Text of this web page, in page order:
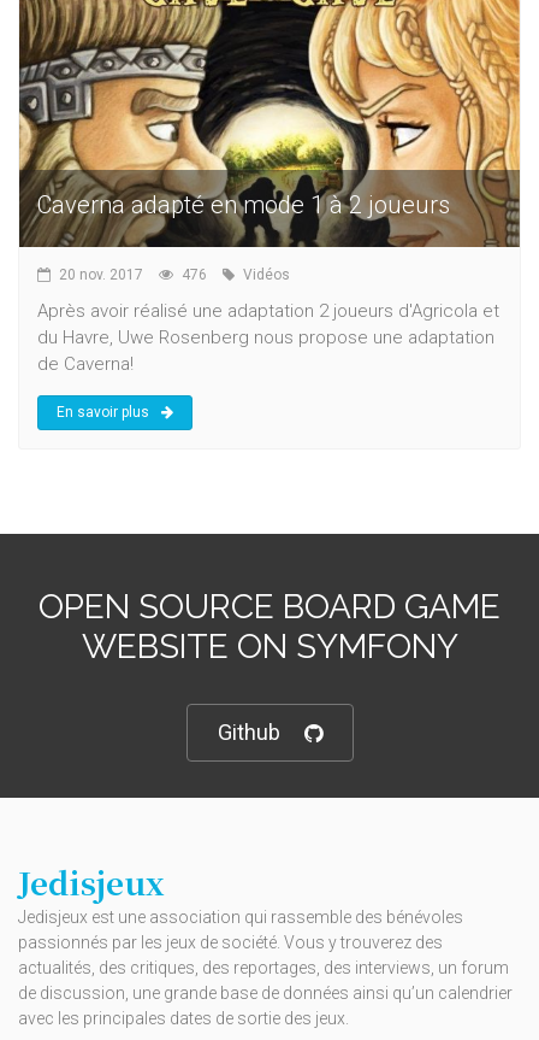
Caverna adapté en mode 1 à 2 joueurs
20 nov. 2017 476 Vidéos
Après avoir réalisé une adaptation 2 joueurs d'Agricola et
du Havre, Uwe Rosenberg nous propose une adaptation
de Caverna!
En savoir plus
OPEN SOURCE BOARD GAME
WEBSITE ON SYMFONY
Github
Jedisjeux
Jedisjeux est une association qui rassemble des bénévoles
passionnés par les jeux de société. Vous y trouverez des
actualités, des critiques, des reportages, des interviews, un forum
de discussion, une grande base de données ainsi qu’un calendrier
avec les principales dates de sortie des jeux.